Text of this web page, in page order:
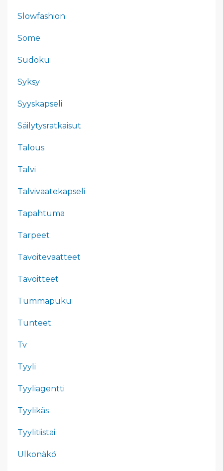
Slowfashion
Some
Sudoku
Syksy
Syyskapseli
Säilytysratkaisut
Talous
Talvi
Talvivaatekapseli
Tapahtuma
Tarpeet
Tavoitevaatteet
Tavoitteet
Tummapuku
Tunteet
Tv
Tyyli
Tyyliagentti
Tyylikäs
Tyylitiistai
Ulkonäkö